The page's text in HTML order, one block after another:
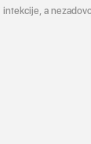
a